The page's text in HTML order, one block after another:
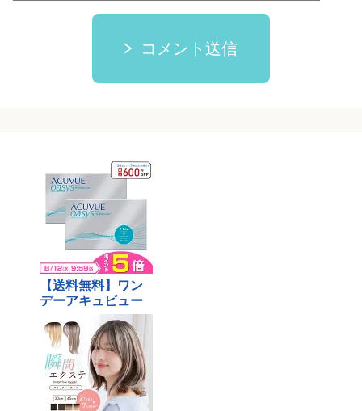
コメント送信